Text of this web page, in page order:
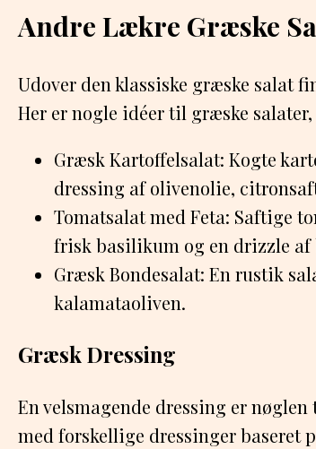
Andre Lækre Græske
Udover den klassiske græske salat
Her er nogle idéer til græske
Græsk Kartoffelsalat: Kogte
dressing af olivenolie,
Tomatsalat med Feta: Saftige
frisk basilikum og en drizzle af
Græsk Bondesalat: En rustik
kalamataoliven.
Græsk Dressing
En velsmagende dressing er
med forskellige dressinger baseret